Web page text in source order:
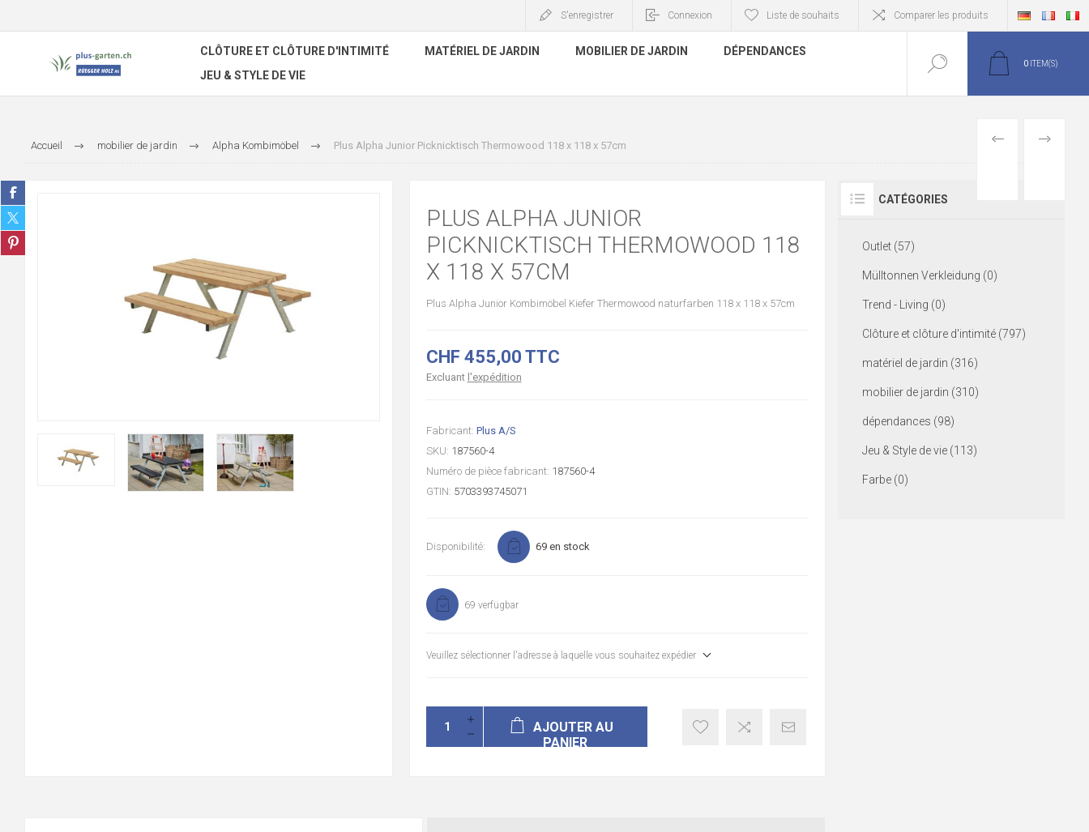
S'enregistrer Connexion Liste de souhaits Comparer les produits
CLÔTURE ET CLÔTURE D'INTIMITÉ MATÉRIEL DE JARDIN MOBILIER DE JARDIN
DÉPENDANCES
JEU & STYLE DE VIE
0 ITEM(S)
Accueil mobilier de jardin Alpha Kombimöbel Plus Alpha Junior Picknicktisch Thermowood 118 x 118 x 57cm PREVIOUS
NEXT
PLUS ALPHA JUNIOR
PICKNICKTISCH THERMOWOOD 118
X 118 X 57CM
Plus Alpha Junior Kombimöbel Kiefer Thermowood naturfarben 118 x 118 x 57cm
CHF 455,00 TTC
Excluant l'expédition
Fabricant: Plus A/S
SKU: 187560-4
Numéro de pièce fabricant: 187560-4
GTIN: 5703393745071
Disponibilité: 69 en stock
69 verfügbar
Veuillez sélectionner l'adresse à laquelle vous souhaitez expédier
AJOUTER AU
PANIER
CATÉGORIES
Outlet (57)
Mülltonnen Verkleidung (0)
Trend - Living (0)
Clôture et clôture d'intimité (797)
matériel de jardin (316)
mobilier de jardin (310)
dépendances (98)
Jeu & Style de vie (113)
Farbe (0)